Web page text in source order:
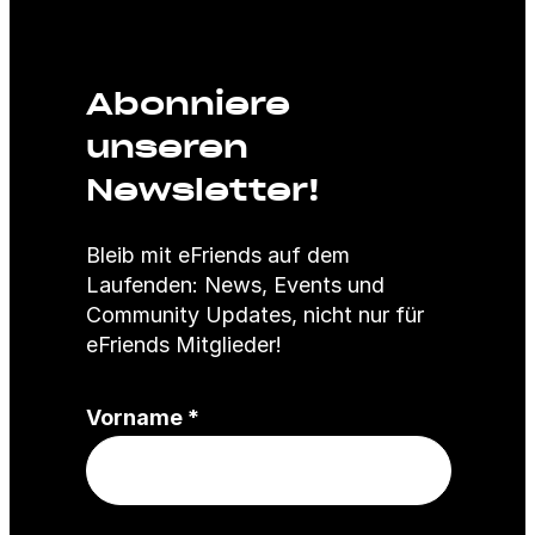
Abonniere
unseren
Newsletter!
Bleib mit eFriends auf dem
Laufenden: News, Events und
Community Updates, nicht nur für
eFriends Mitglieder!
Vorname (
l
*